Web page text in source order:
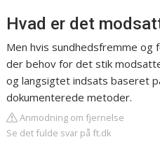
Hvad er det
Men hvis sundhedsfremme og
der behov for det stik
og langsigtet indsats baseret
dokumenterede metoder.
Anmodning om fjernelse
Se det fulde svar på ft.dk